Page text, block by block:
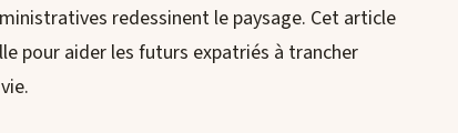
redessinent le paysage. Cet article
pour aider les futurs expatriés à trancher